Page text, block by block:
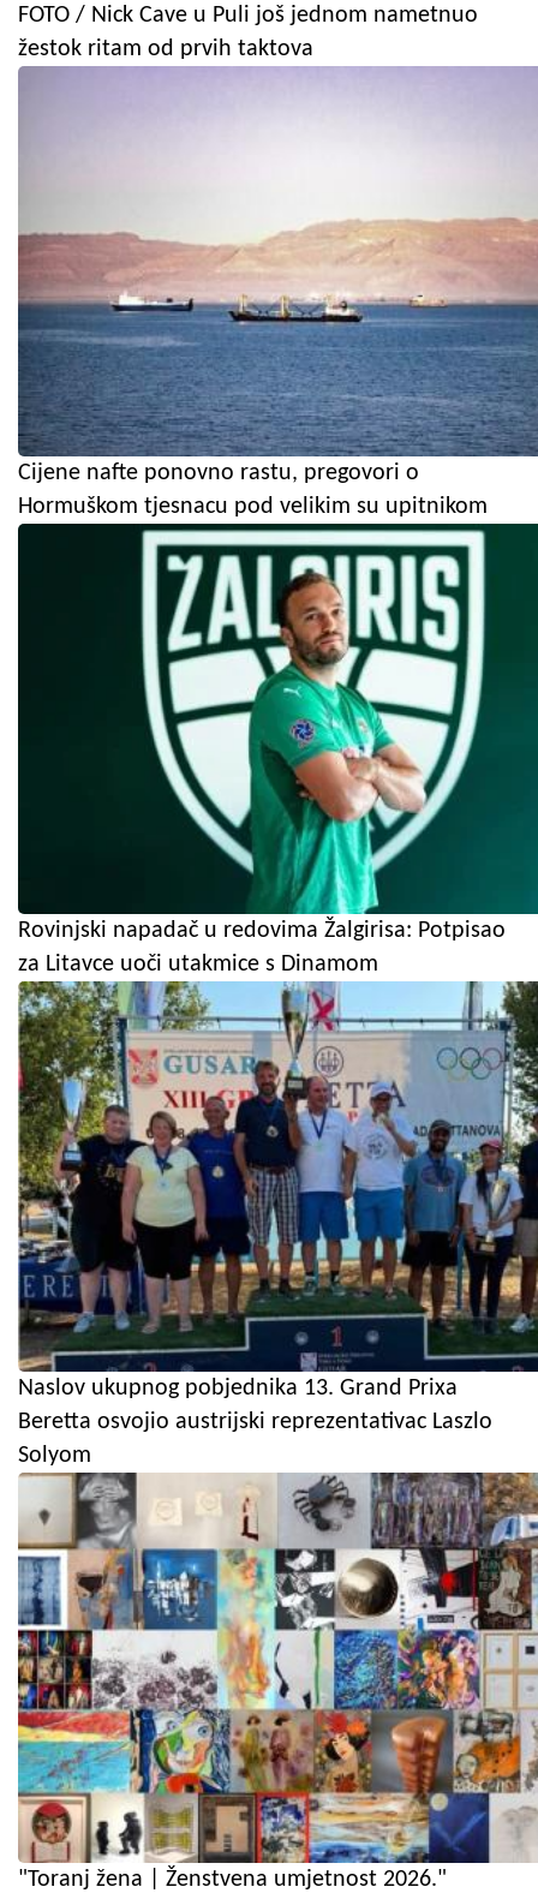
FOTO / Nick Cave u Puli još jednom nametnuo
žestok ritam od prvih taktova
Cijene nafte ponovno rastu, pregovori o
Hormuškom tjesnacu pod velikim su upitnikom
Rovinjski napadač u redovima Žalgirisa: Potpisao
za Litavce uoči utakmice s Dinamom
Naslov ukupnog pobjednika 13. Grand Prixa
Beretta osvojio austrijski reprezentativac Laszlo
Solyom
"Toranj žena | Ženstvena umjetnost 2026."